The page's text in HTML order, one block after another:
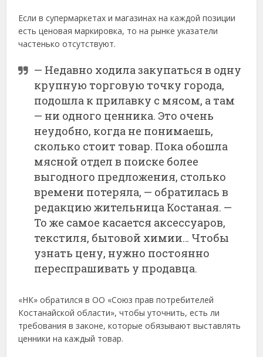
Если в супермаркетах и магазинах на каждой позиции
есть ценовая маркировка, то на рынке указатели
частенько отсутствуют.
— Недавно ходила закупаться в одну
крупную торговую точку города,
подошла к прилавку с мясом, а там
— ни одного ценника. Это очень
неудобно, когда не понимаешь,
сколько стоит товар. Пока обошла
мясной отдел в поиске более
выгодного предложения, столько
времени потеряла, — обратилась в
редакцию жительница Костаная. —
То же самое касается аксессуаров,
текстиля, бытовой химии… Чтобы
узнать цену, нужно постоянно
переспрашивать у продавца.
«НК» обратился в ОО «Союз прав потребителей
Костанайской области», чтобы уточнить, есть ли
требования в законе, которые обязывают выставлять
ценники на каждый товар.